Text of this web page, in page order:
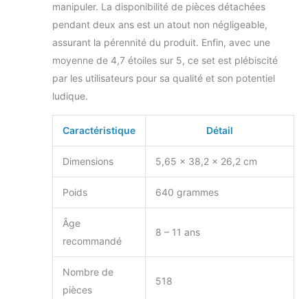
manipuler. La disponibilité de pièces détachées
pendant deux ans est un atout non négligeable,
assurant la pérennité du produit. Enfin, avec une
moyenne de 4,7 étoiles sur 5, ce set est plébiscité
par les utilisateurs pour sa qualité et son potentiel
ludique.
Caractéristique Détail
Dimensions 5,65 x 38,2 x 26,2 cm
Poids 640 grammes
Âge
recommandé
8 – 11 ans
Nombre de
pièces
518